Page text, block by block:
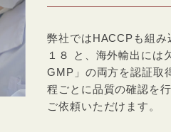
弊社ではHACCPも組み
１８ と、海外輸出には
GMP」の両方を認証取
程ごとに品質の確認を
ご依頼いただけます。